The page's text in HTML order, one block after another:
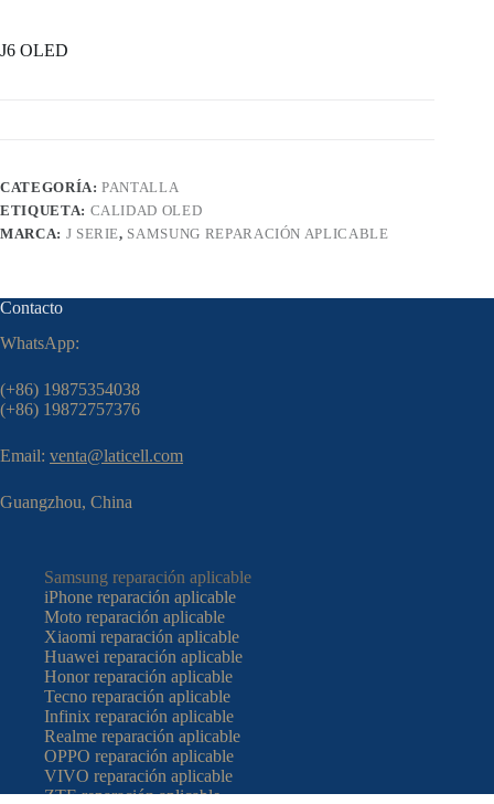
J6 OLED
CATEGORÍA:PANTALLA
ETIQUETA: CALIDAD OLED
MARCA: J SERIE, SAMSUNG REPARACIÓN APLICABLE
Contacto
WhatsApp:
(+86) 19875354038
(+86) 19872757376
Email: venta@laticell.com
Guangzhou, China
Samsung reparación aplicable
iPhone reparación aplicable
Moto reparación aplicable
Xiaomi reparación aplicable
Huawei reparación aplicable
Honor reparación aplicable
Tecno reparación aplicable
Infinix reparación aplicable
Realme reparación aplicable
OPPO reparación aplicable
VIVO reparación aplicable
ZTE reparación aplicable